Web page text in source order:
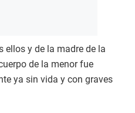
ellos y de la madre de la
de la menor fue
ya sin vida y con graves